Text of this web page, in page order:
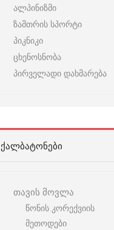
ალპინიზმი
ზამთრის სპორტი
პიკნიკი
ცხენოსნობა
პირველადი დახმარება
ᲥᲐᲚᲑᲐᲢᲝᲜᲔᲑᲘ
თავის მოვლა
წონის კორექვიის
მეთოდები